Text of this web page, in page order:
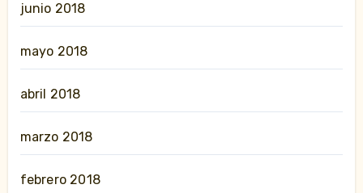
junio 2018
mayo 2018
abril 2018
marzo 2018
febrero 2018